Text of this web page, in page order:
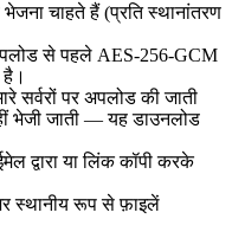
चाहते हैं (प्रति स्थानांतरण
से पहले AES-256-GCM
सर्वरों पर अपलोड की जाती
भेजी जाती — यह डाउनलोड
द्वारा या लिंक कॉपी करके
स्थानीय रूप से फ़ाइलें